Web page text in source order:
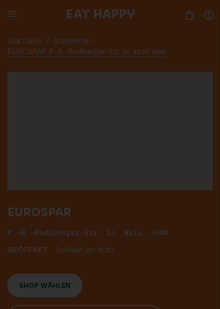
TO
Startseite / Standorte
/
EUROSPAR P.-B.-Rodlberger-Str. 26 4600 Wels
EUROSPAR
P.-B.-Rodlberger-Str. 26, Wels, 4600
GEÖFFNET
Schließt um 19:30
SHOP WÄHLEN